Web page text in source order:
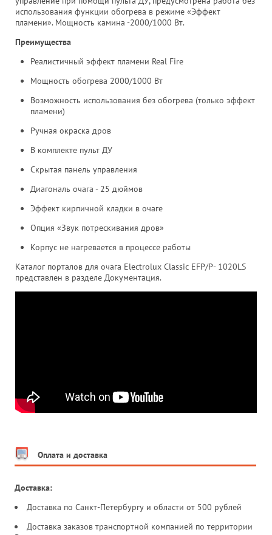
использования функции обогрева в режиме «Эффект
пламени». Мощность камина -2000/1000 Вт.
Преимущества
Реалистичный эффект пламени Real Fire
Мощность обогрева 2000/1000 Вт
Возможность использования без обогрева (только эффект
пламени)
Ручная окраска дров
В комплекте пульт ДУ
Скрытая панель управления
Диагональ очага - 25 дюймов
Эффект кирпичной кладки в очаге
Опция «Звук потрескивания дров»
Корпус не нагревается в процессе работы
Каталог порталов для очага Electrolux Classic EFP/P- 1020LS
представлен в разделе Документация.
Оплата и доставка
Доставка:
Доставка по Санкт-Петербургу и области от 500 рублей
Доставка заказов транспортной компанией по территории